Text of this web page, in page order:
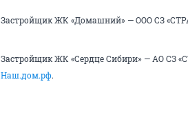
Застройщик ЖК «Домашний» — ООО СЗ
Застройщик ЖК «Сердце Сибири» — АО СЗ
Наш.дом.рф.